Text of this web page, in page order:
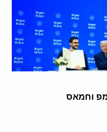
וחמאס